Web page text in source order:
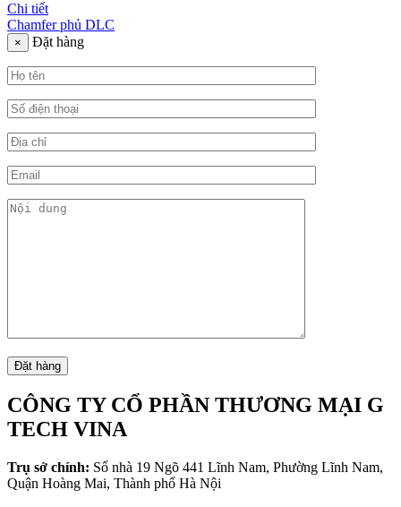
Chi tiết
Chamfer phủ DLC
× Đặt hàng
CÔNG TY CỔ PHẦN THƯƠNG MẠI G
TECH VINA
Trụ sở chính: Số nhà 19 Ngõ 441 Lĩnh Nam, Phường Lĩnh Nam,
Quận Hoàng Mai, Thành phố Hà Nội